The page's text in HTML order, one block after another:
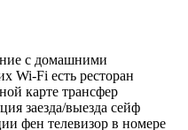
с домашними
Wi-Fi есть ресторан
карте трансфер
заезда/выезда сейф
фен телевизор в номере